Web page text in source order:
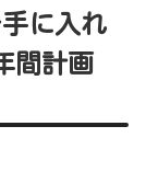
に入れ
間計画